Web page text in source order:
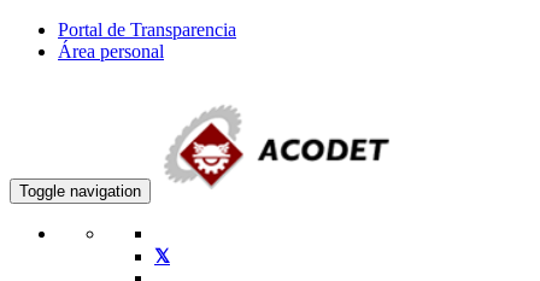
Portal de Transparencia
Área personal
Toggle navigation